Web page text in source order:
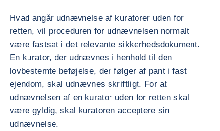
Hvad angår udnævnelse af kuratorer uden for
retten, vil proceduren for udnævnelsen normalt
være fastsat i det relevante sikkerhedsdokument.
En kurator, der udnævnes i henhold til den
lovbestemte beføjelse, der følger af pant i fast
ejendom, skal udnævnes skriftligt. For at
udnævnelsen af en kurator uden for retten skal
være gyldig, skal kuratoren acceptere sin
udnævnelse.